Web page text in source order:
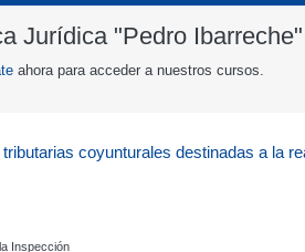
Jurídica "Pedro Ibarreche"
ahora para acceder a nuestros cursos.
coyunturales destinadas a la
Inspección